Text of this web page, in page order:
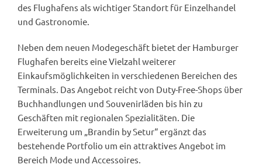
des Flughafens als wichtiger Standort für Einzelhandel
und Gastronomie.
Neben dem neuen Modegeschäft bietet der Hamburger
Flughafen bereits eine Vielzahl weiterer
Einkaufsmöglichkeiten in verschiedenen Bereichen des
Terminals. Das Angebot reicht von Duty-Free-Shops über
Buchhandlungen und Souvenirläden bis hin zu
Geschäften mit regionalen Spezialitäten. Die
Erweiterung um „Brandin by Setur“ ergänzt das
bestehende Portfolio um ein attraktives Angebot im
Bereich Mode und Accessoires.